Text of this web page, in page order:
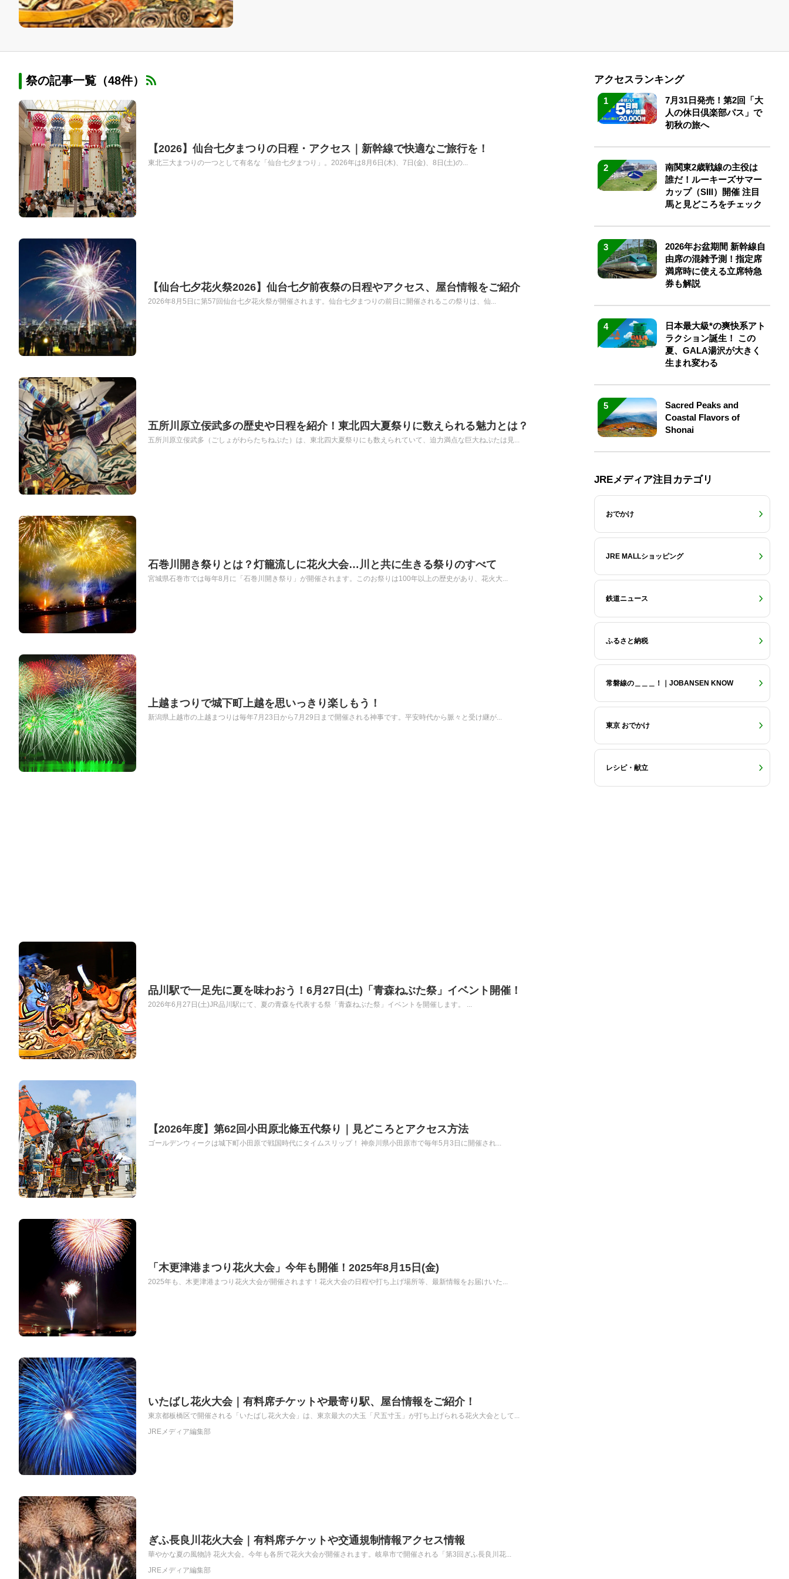
祭の記事一覧（48件）
【2026】仙台七夕まつりの日程・アクセス｜新幹線で快適なご旅行を！
東北三大まつりの一つとして有名な「仙台七夕まつり」。2026年は8月6日(木)、7日(金)、8日(土)の...
【仙台七夕花火祭2026】仙台七夕前夜祭の日程やアクセス、屋台情報をご紹介
2026年8月5日に第57回仙台七夕花火祭が開催されます。仙台七夕まつりの前日に開催されるこの祭りは、仙...
五所川原立佞武多の歴史や日程を紹介！東北四大夏祭りに数えられる魅力とは？
五所川原立佞武多（ごしょがわらたちねぷた）は、東北四大夏祭りにも数えられていて、迫力満点な巨大ねぷたは見...
石巻川開き祭りとは？灯籠流しに花火大会…川と共に生きる祭りのすべて
宮城県石巻市では毎年8月に「石巻川開き祭り」が開催されます。このお祭りは100年以上の歴史があり、花火大...
上越まつりで城下町上越を思いっきり楽しもう！
新潟県上越市の上越まつりは毎年7月23日から7月29日まで開催される神事です。平安時代から脈々と受け継が...
品川駅で一足先に夏を味わおう！6月27日(土)「青森ねぶた祭」イベント開催！
2026年6月27日(土)JR品川駅にて、夏の青森を代表する祭「青森ねぶた祭」イベントを開催します。 ...
【2026年度】第62回小田原北條五代祭り｜見どころとアクセス方法
ゴールデンウィークは城下町小田原で戦国時代にタイムスリップ！ 神奈川県小田原市で毎年5月3日に開催され...
「木更津港まつり花火大会」今年も開催！2025年8月15日(金)
2025年も、木更津港まつり花火大会が開催されます！花火大会の日程や打ち上げ場所等、最新情報をお届けいた...
いたばし花火大会｜有料席チケットや最寄り駅、屋台情報をご紹介！
東京都板橋区で開催される「いたばし花火大会」は、東京最大の大玉「尺五寸玉」が打ち上げられる花火大会として...
JREメディア編集部
ぎふ長良川花火大会｜有料席チケットや交通規制情報アクセス情報
華やかな夏の風物詩 花火大会。今年も各所で花火大会が開催されます。岐阜市で開催される「第3回ぎふ長良川花...
JREメディア編集部
アクセスランキング
1
7月31日発売！第2回「大
人の休日倶楽部パス」で
初秋の旅へ
2
南関東2歳戦線の主役は
誰だ！ルーキーズサマー
カップ（SIII）開催 注目
馬と見どころをチェック
3
2026年お盆期間 新幹線自
由席の混雑予測！指定席
満席時に使える立席特急
券も解説
4
日本最大級*の爽快系アト
ラクション誕生！ この
夏、GALA湯沢が大きく
生まれ変わる
5
Sacred Peaks and
Coastal Flavors of
Shonai
JREメディア注目カテゴリ
おでかけ
JRE MALLショッピング
鉄道ニュース
ふるさと納税
常磐線の＿＿＿！｜JOBANSEN KNOW
東京 おでかけ
レシピ・献立